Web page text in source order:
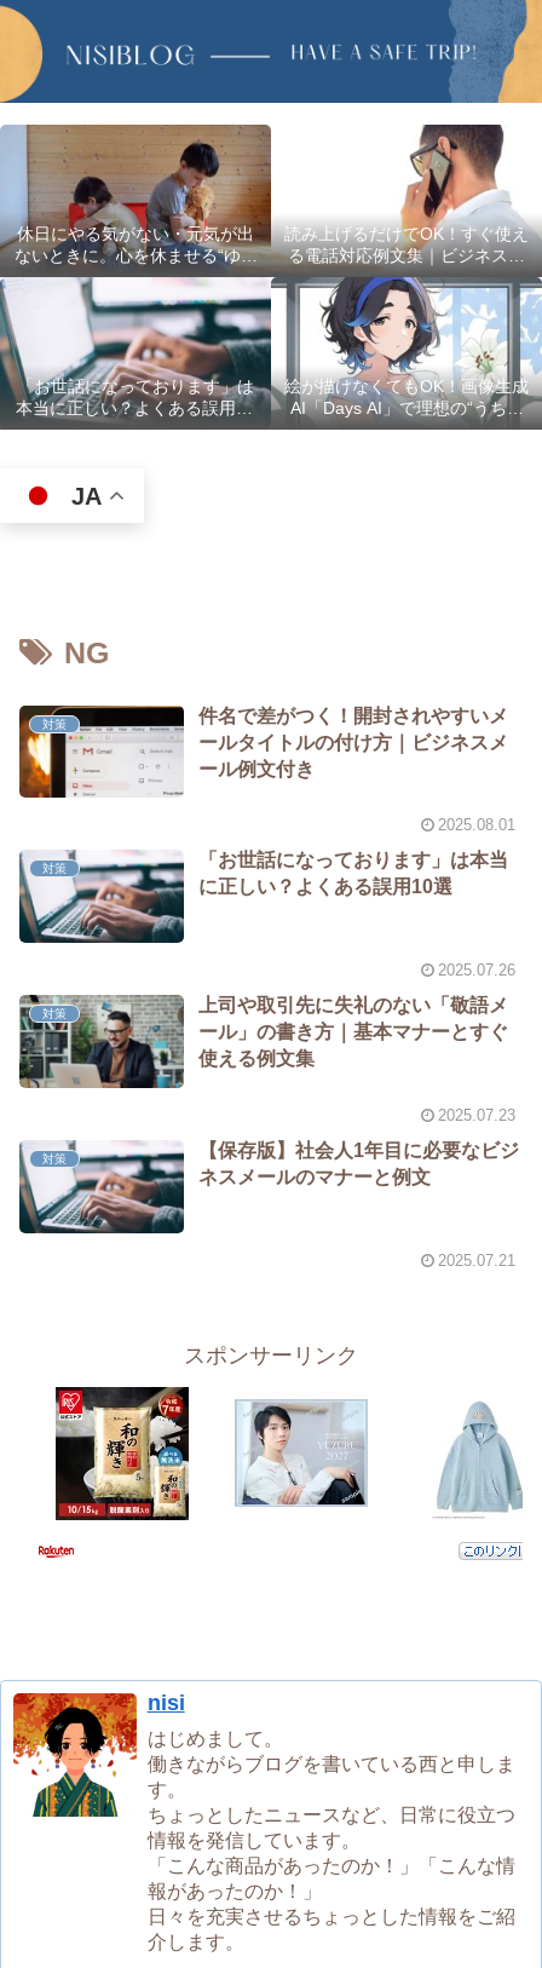
休日にやる気がない・元気が出
ないときに。心を休ませる“ゆる
い過ごし方”5選
読み上げるだけでOK！すぐ使え
る電話対応例文集｜ビジネスで
使える最初の言葉・最後の言葉
も完全網羅
「お世話になっております」は
本当に正しい？よくある誤用10
選
絵が描けなくてもOK！画像生成
AI「Days AI」で理想の“うちの
子”キャラクターを作ってみた体
JA
NG
対策
件名で差がつく！開封されやすいメ
ールタイトルの付け方｜ビジネスメ
ール例文付き
2025.08.01
対策
「お世話になっております」は本当
に正しい？よくある誤用10選
2025.07.26
対策
上司や取引先に失礼のない「敬語メ
ール」の書き方｜基本マナーとすぐ
使える例文集
2025.07.23
対策
【保存版】社会人1年目に必要なビジ
ネスメールのマナーと例文
2025.07.21
スポンサーリンク
nisi
はじめまして。
働きながらブログを書いている西と申しま
す。
ちょっとしたニュースなど、日常に役立つ
情報を発信しています。
「こんな商品があったのか！」「こんな情
報があったのか！」
日々を充実させるちょっとした情報をご紹
介します。